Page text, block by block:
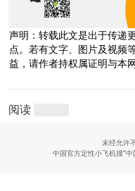
声明：转载此文是出于传递
点。若有文字、图片及视频
益，请作者持权属证明与本
阅读
未经允许
中国官方定性小飞机撞“